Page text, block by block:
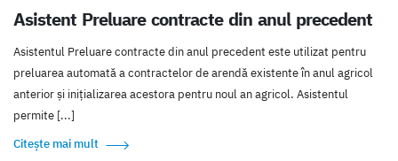
Asistent Preluare contracte din anul precedent
Asistentul Preluare contracte din anul precedent este utilizat pentru
preluarea automată a contractelor de arendă existente în anul agricol
anterior și inițializarea acestora pentru noul an agricol. Asistentul
permite [...]
Citește mai mult